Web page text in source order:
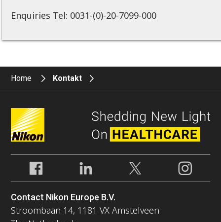
Enquiries Tel: 0031-(0)-20-7099-000
Home Kontakt
Contact Nikon Europe B.V.
Stroombaan 14, 1181 VX Amstelveen